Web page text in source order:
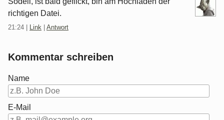
richtigen Datei.
21:24 | Link | Antwort
Kommentar schreiben
Name
E-Mail